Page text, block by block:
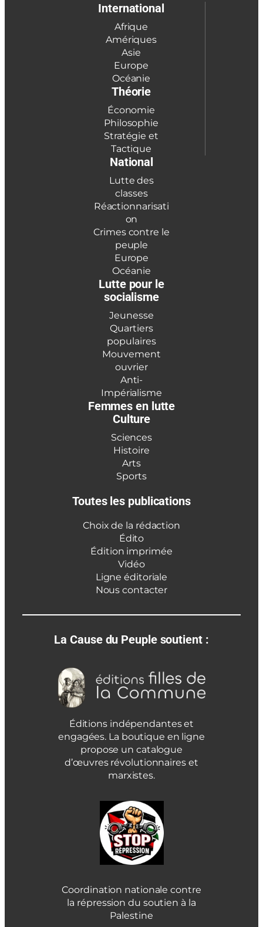
International
Afrique
Amériques
Asie
Europe
Océanie
Théorie
Économie
Philosophie
Stratégie et
Tactique
National
Lutte des
classes
Réactionnarisati
on
Crimes contre le
peuple
Europe
Océanie
Lutte pour le
socialisme
Jeunesse
Quartiers
populaires
Mouvement
ouvrier
Anti-
Impérialisme
Femmes en lutte
Culture
Sciences
Histoire
Arts
Sports
Toutes les publications
Choix de la rédaction
Édito
Édition imprimée
Vidéo
Ligne éditoriale
Nous contacter
La Cause du Peuple soutient :
Éditions indépendantes et
engagées. La boutique en ligne
propose un catalogue
d’œuvres révolutionnaires et
marxistes.
Coordination nationale contre
la répression du soutien à la
Palestine